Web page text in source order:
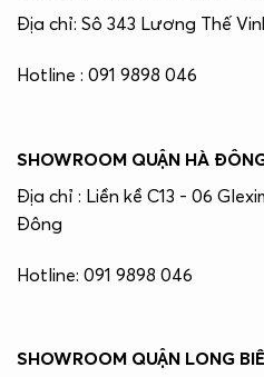
Địa chỉ: Sô 343 Lương Thế
Hotline : 091 9898 046
SHOWROOM QUẬN HÀ
Địa chỉ : Liền kề C13 - 06
Đông
Hotline: 091 9898 046
SHOWROOM QUẬN LONG